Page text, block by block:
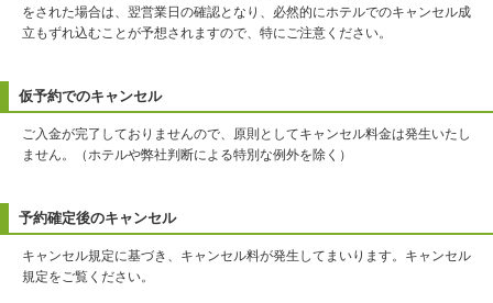
をされた場合は、翌営業日の確認となり、必然的にホテルでのキャンセル成
立もずれ込むことが予想されますので、特にご注意ください。
仮予約でのキャンセル
ご入金が完了しておりませんので、原則としてキャンセル料金は発生いたし
ません。（ホテルや弊社判断による特別な例外を除く）
予約確定後のキャンセル
キャンセル規定に基づき、キャンセル料が発生してまいります。キャンセル
規定をご覧ください。